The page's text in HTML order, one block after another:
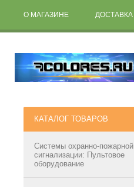
О МАГАЗИНЕ ДОСТАВКА
КАТАЛОГ ТОВАРОВ
Системы охранно-пожарной
сигнализации: Пультовое
оборудование